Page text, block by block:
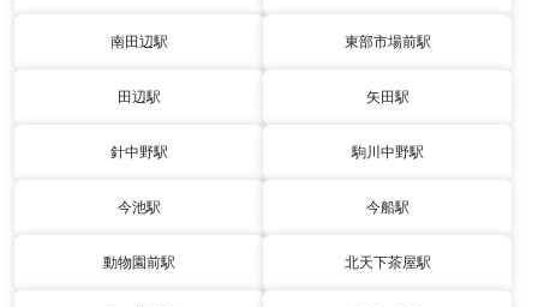
南田辺駅 東部市場前駅
田辺駅 矢田駅
針中野駅 駒川中野駅
今池駅 今船駅
動物園前駅 北天下茶屋駅